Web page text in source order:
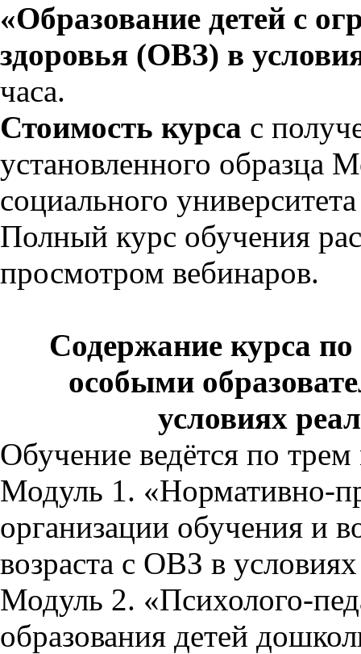
«Образование детей с
здоровья (ОВЗ) в
часа.
Стоимость курса с
установленного образца
социального
Полный курс обучения
просмотром вебинаров.
Содержание курса по
особыми
условиях
Обучение ведётся по
Модуль 1. «Нормативно-
организации обучения и
возраста с ОВЗ в
Модуль 2. «Психолого-
образования детей